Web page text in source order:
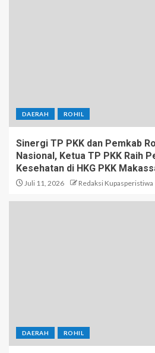
DAERAH ROHIL
Sinergi TP PKK dan Pemkab
Nasional, Ketua TP PKK Raih
Kesehatan di HKG PKK
Juli 11, 2026 Redaksi Kupasperistiwa
DAERAH ROHIL